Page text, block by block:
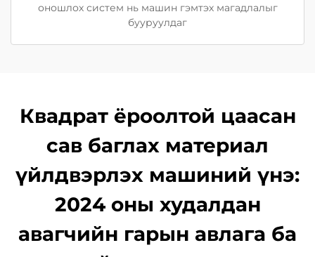
оношлох систем нь машин гэмтэх магадлалыг
бууруулдаг
Квадрат ёроолтой цаасан
сав баглах материал
үйлдвэрлэх машиний үнэ:
2024 оны худалдан
авагчийн гарын авлага ба